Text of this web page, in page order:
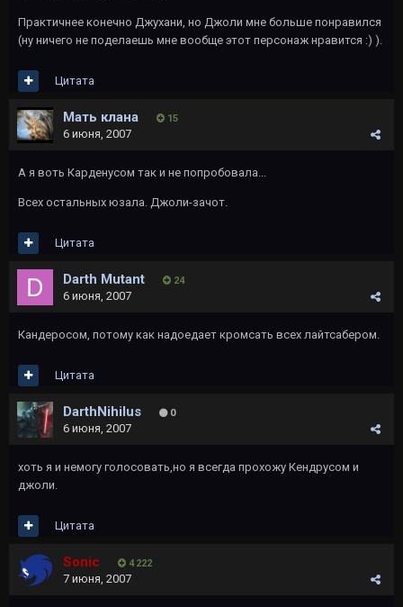
Практичнее конечно Джухани, но Джоли мне больше понравился
(ну ничего не поделаешь мне вообще этот персонаж нравится :) ).
Цитата
Мать клана 15
6 июня, 2007
А я воть Карденусом так и не попробовала...
Всех остальных юзала. Джоли-зачот.
Цитата
Darth Mutant 24
6 июня, 2007
Кандеросом, потому как надоедает кромсать всех лайтсабером.
Цитата
DarthNihilus 0
6 июня, 2007
хоть я и немогу голосовать,но я всегда прохожу Кендрусом и
джоли.
Цитата
Sonic 4 222
7 июня, 2007